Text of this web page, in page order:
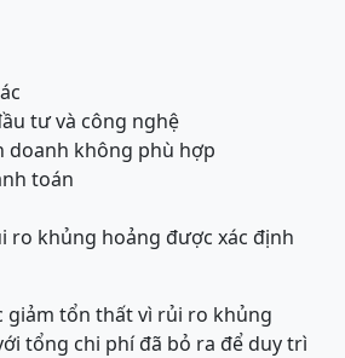
tư và công nghệ
doanh không phù hợp
toán
ro khủng hoảng được xác định
giảm tổn thất vì rủi ro khủng
tổng chi phí đã bỏ ra để duy trì